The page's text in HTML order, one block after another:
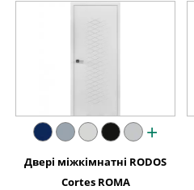
+
Двері міжкімнатні RODOS
Cortes ROMA